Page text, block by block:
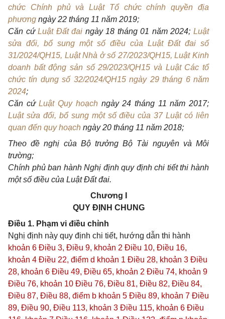
chức Chính phủ và Luật Tổ chức chính quyền địa
phương ngày 22 tháng 11 năm 2019;
Căn cứLuật Đất đai ngày 18 tháng 01 năm 2024;Luật
sửa đổi, bổ sung một số điều của Luật Đất đai số
31/2024/QH15, Luật Nhà ở số 27/2023/QH15, Luật Kinh
doanh bất động sản số 29/2023/QH15 và Luật Các tổ
chức tín dụng số 32/2024/QH15 ngày 29 tháng 6 năm
2024;
Căn cứLuật Quy hoạchngày 24 tháng 11 năm 2017;
Luật sửa đổi, bổ sung một số điều của 37 Luật có liên
quan đến quy hoạch ngày 20 tháng 11 năm 2018;
Theo đề nghị của Bộ trưởng Bộ Tài nguyên và Môi
trường;
Chính phủ ban hành Nghị định quy định chi tiết thi hành
một số điều của LuậtĐất đai.
Chương I
QUY ĐỊNH CHUNG
Điều 1. Phạm vi điều chỉnh
Nghị định này quy định chi tiết, hướng dẫn thi hành
khoản 6 Điều 3, Điều 9, khoản 2 Điều 10, Điều 16,
khoản 4 Điều 22, điểm d khoản 1 Điều 28, khoản 3 Điều
28, khoản 6 Điều 49, Điều 65, khoản 2 Điều 74, khoản 9
Điều 76, khoản 10 Điều 76, Điều 81, Điều 82, Điều 84,
Điều 87, Điều 88, điểm b khoản 5 Điều 89, khoản 7 Điều
89, Điều 90, Điều 113, khoản 3 Điều 115, khoản 6 Điều